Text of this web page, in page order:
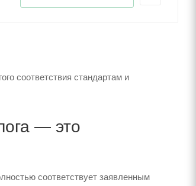
соответствия стандартам и
— это
соответствует заявленным